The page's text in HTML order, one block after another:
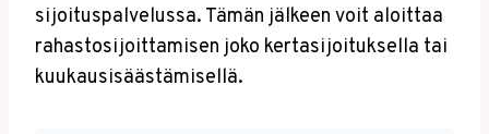
sijoituspalvelussa. Tämän jälkeen voit aloittaa
rahastosijoittamisen joko kertasijoituksella tai
kuukausisäästämisellä.